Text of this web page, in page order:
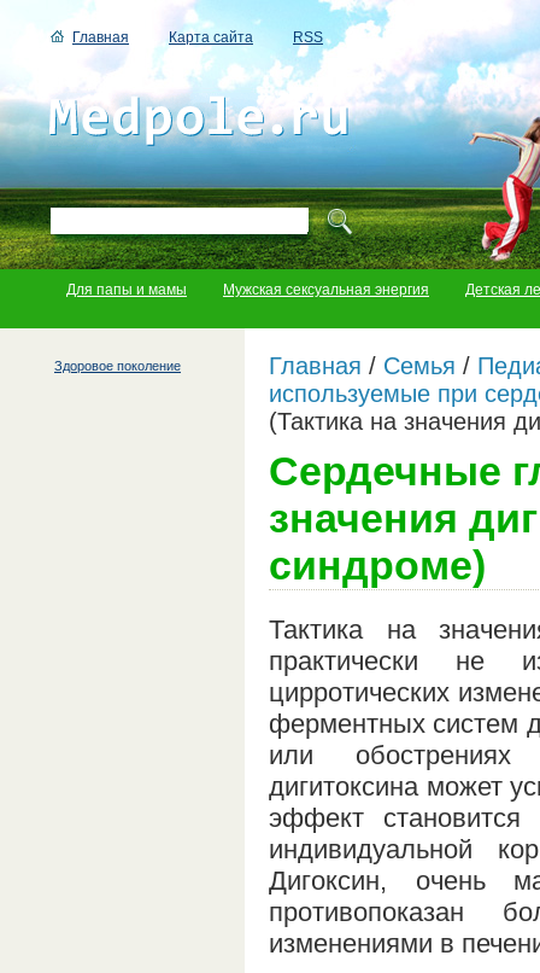
Главная Карта сайта RSS
Для папы и мамы Мужская сексуальная энергия Детская
Здоровое поколение Главная / Семья /
используемые при
(Тактика на значения
Сердечные
значения
синдроме)
Тактика на
практически не
цирротических
ферментных систем
или обострениях
дигитоксина может
эффект
индивидуальной
Дигоксин, очень
противопоказан
изменениями в